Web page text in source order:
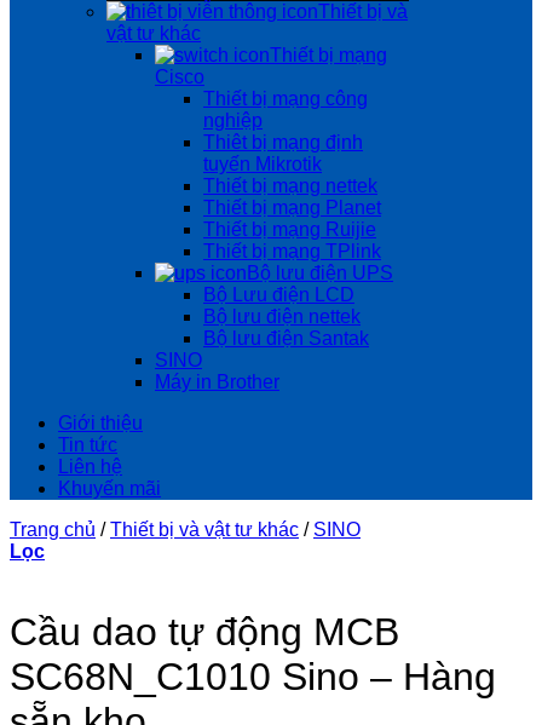
Thiết bị và
vật tư khác
Thiết bị mạng
Cisco
Thiết bị mạng công
nghiệp
Thiêt bị mạng định
tuyến Mikrotik
Thiết bị mạng nettek
Thiết bị mạng Planet
Thiết bị mạng Ruijie
Thiết bị mạng TPlink
Bộ lưu điện UPS
Bộ Lưu điện LCD
Bộ lưu điện nettek
Bộ lưu điện Santak
SINO
Máy in Brother
Giới thiệu
Tin tức
Liên hệ
Khuyến mãi
Trang chủ / Thiết bị và vật tư khác / SINO
Lọc
Cầu dao tự động MCB
SC68N_C1010 Sino – Hàng